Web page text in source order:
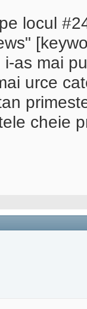
locul
as mai
urce
cheie